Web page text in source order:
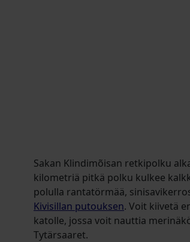
Sakan Klindimõisan retkipolku
kilometriä pitkä polku kulkee
polulla rantatörmää,
Kivisillan putouksen. Voit kiivetä
katolle, jossa voit nauttia
Tytärsaaret.